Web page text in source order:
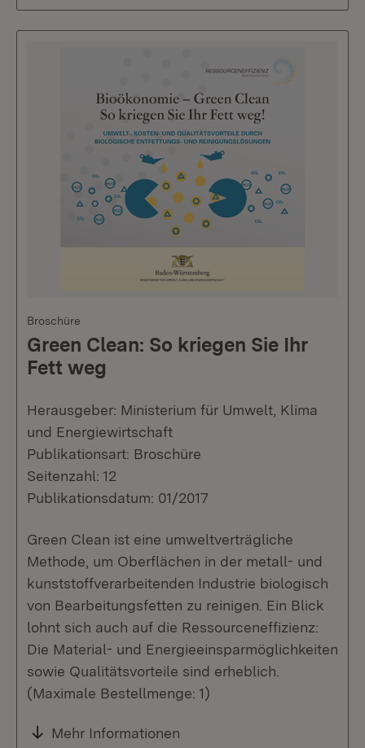
Broschüre
Green Clean: So kriegen Sie Ihr
Fett weg
Herausgeber: Ministerium für Umwelt, Klima
und Energiewirtschaft
Publikationsart: Broschüre
Seitenzahl: 12
Publikationsdatum: 01/2017
Green Clean ist eine umweltverträgliche
Methode, um Oberflächen in der metall- und
kunststoffverarbeitenden Industrie biologisch
von Bearbeitungsfetten zu reinigen. Ein Blick
lohnt sich auch auf die Ressourceneffizienz:
Die Material- und Energieeinsparmöglichkeiten
sowie Qualitätsvorteile sind erheblich.
(Maximale Bestellmenge: 1)
Mehr Informationen